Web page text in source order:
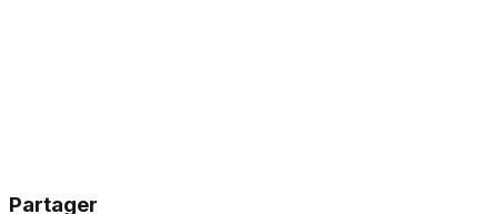
Partager